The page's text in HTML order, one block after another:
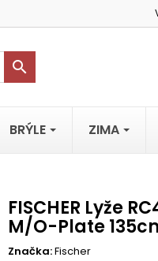

BRÝLE ZIMA
FISCHER Lyže
M/O-Plate
Značka:Fischer